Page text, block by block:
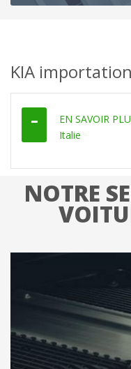
KIA
EN SAVOIR
Italie
NOTRE